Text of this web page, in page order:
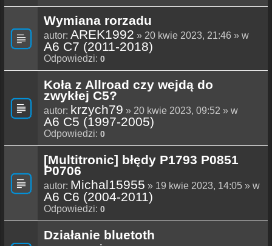
Wymiana rorzadu
autor: AREK1992 » 20 kwie 2023, 21:46 » w
A6 C7 (2011-2018)
Odpowiedzi: 0
Koła z Allroad czy wejdą do
zwykłej C5?
autor: krzych79 » 20 kwie 2023, 09:52 » w
A6 C5 (1997-2005)
Odpowiedzi: 0
[Multitronic] błędy P1793 P0851
P0706
autor: Michal15955 » 19 kwie 2023, 14:05 » w
A6 C6 (2004-2011)
Odpowiedzi: 0
Działanie bluetoth